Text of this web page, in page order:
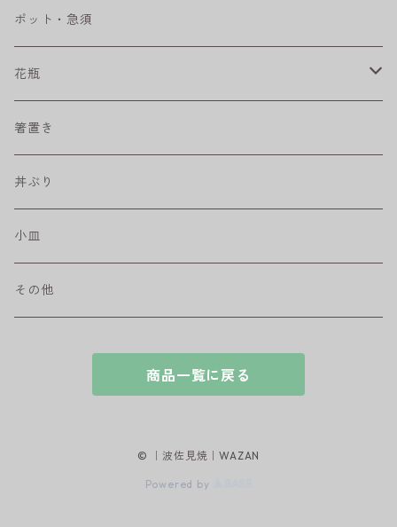
ベベルボウル
プリーツ
藍駒
ワビカップ
ハンディ小皿
和ミモザ
長皿
角皿
取皿
盛皿
カレー＆パスタ皿
中鉢
小鉢
カップ
マグカップ
フリーカップ
そば猪口
ポット・急須
花瓶
水差し
箸置き
丼ぶり
小皿
その他
商品一覧に戻る
© ｜波佐見焼｜WAZAN
Powered by